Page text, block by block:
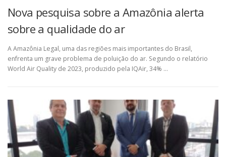
Nova pesquisa sobre a Amazônia alerta
sobre a qualidade do ar
A Amazônia Legal, uma das regiões mais importantes do Brasil,
enfrenta um grave problema de poluição do ar. Segundo o relatório
World Air Quality de 2023, produzido pela IQAir, 34% …